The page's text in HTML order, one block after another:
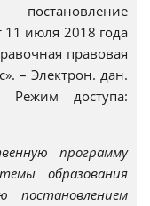
11 июля 2018 года
правовая
– Электрон. дан.
доступа:
программу
образования
постановлением